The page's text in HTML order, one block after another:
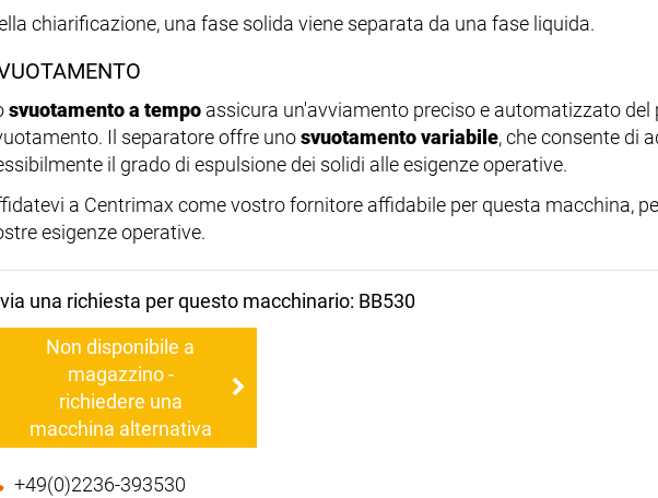
chiarificazione, una fase solida viene separata da una fase liquida.
svuotamento a tempo assicura un'avviamento preciso e automatizzato del
Il separatore offre unosvuotamento variabile, che consente di
il grado di espulsione dei solidi alle esigenze operative.
a Centrimax come vostro fornitore affidabile per questa macchina,
esigenze operative.
una richiesta per questo macchinario: BB530
Non disponibile a
magazzino -
richiedere una
macchina alternativa
+49(0)2236-393530